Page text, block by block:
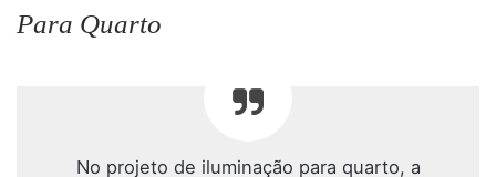
Para Quarto
No projeto de iluminação para quarto, a